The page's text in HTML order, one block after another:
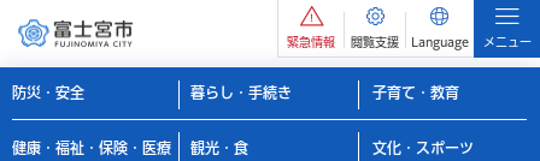
緊急情報 閲覧支援 Language メニュー
防災・安全 暮らし・手続き 子育て・教育
健康・福祉・保険・医療 観光・食 文化・スポーツ